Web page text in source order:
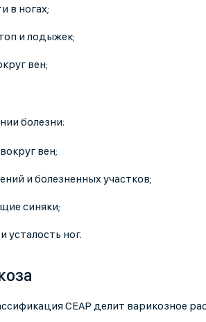
в ногах;
и лодыжек;
вен;
болезни:
вен;
и болезненных участков;
синяки;
усталость ног.
CEAP делит варикозное